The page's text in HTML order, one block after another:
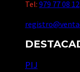
Tel: 979 77 08 12
PIJ